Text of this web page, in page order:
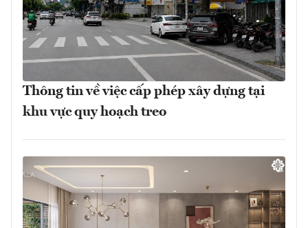
Thông tin về việc cấp phép xây dựng tại
khu vực quy hoạch treo